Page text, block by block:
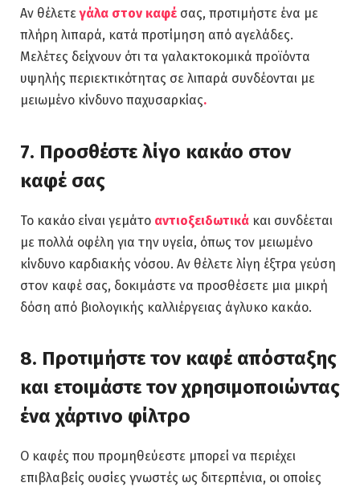
Αν θέλετεγάλα στον καφέ σας, προτιμήστε ένα με
πλήρη λιπαρά, κατά προτίμηση από αγελάδες.
Μελέτες δείχνουν ότι τα γαλακτοκομικά προϊόντα
υψηλής περιεκτικότητας σε λιπαρά συνδέονται με
μειωμένο κίνδυνο παχυσαρκίας.
7. Προσθέστε λίγο κακάο στον
καφέ σας
Το κακάο είναι γεμάτο αντιοξειδωτικά και συνδέεται
με πολλά οφέλη για την υγεία, όπως τον μειωμένο
κίνδυνο καρδιακής νόσου. Αν θέλετε λίγη έξτρα γεύση
στον καφέ σας, δοκιμάστε να προσθέσετε μια μικρή
δόση από βιολογικής καλλιέργειας άγλυκο κακάο.
8. Προτιμήστε τον καφέ απόσταξης
και ετοιμάστε τον χρησιμοποιώντας
ένα χάρτινο φίλτρο
Ο καφές που προμηθεύεστε μπορεί να περιέχει
επιβλαβείς ουσίες γνωστές ως διτερπένια, οι οποίες